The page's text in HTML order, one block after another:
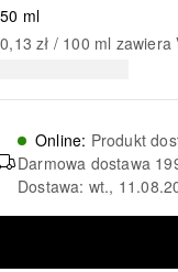
ml
zł / 100 ml zawiera
Online: Produkt
Darmowa dostawa
Dostawa: wt.,